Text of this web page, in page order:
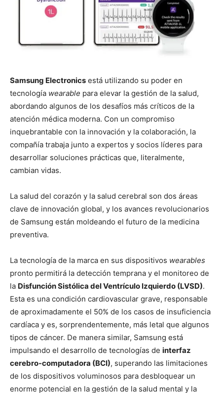
Samsung Electronics está utilizando su poder en
tecnología wearable para elevar la gestión de la salud,
abordando algunos de los desafíos más críticos de la
atención médica moderna. Con un compromiso
inquebrantable con la innovación y la colaboración, la
compañía trabaja junto a expertos y socios líderes para
desarrollar soluciones prácticas que, literalmente,
cambian vidas.
La salud del corazón y la salud cerebral son dos áreas
clave de innovación global, y los avances revolucionarios
de Samsung están moldeando el futuro de la medicina
preventiva.
La tecnología de la marca en sus dispositivos wearables
pronto permitirá la detección temprana y el monitoreo de
la Disfunción Sistólica del Ventrículo Izquierdo (LVSD).
Esta es una condición cardiovascular grave, responsable
de aproximadamente el 50% de los casos de insuficiencia
cardíaca y es, sorprendentemente, más letal que algunos
tipos de cáncer. De manera similar, Samsung está
impulsando el desarrollo de tecnologías de interfaz
cerebro-computadora (BCI), superando las limitaciones
de los dispositivos voluminosos para desbloquear un
enorme potencial en la gestión de la salud mental y la